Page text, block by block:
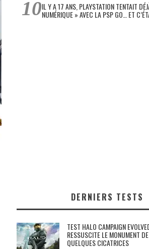
IL Y A 17 ANS, PLAYSTATION TENTAIT
NUMÉRIQUE » AVEC LA PSP GO… ET
DERNIERS TESTS
TEST HALO CAMPAIGN
RESSUSCITE LE MONUMENT
QUELQUES CICATRICES